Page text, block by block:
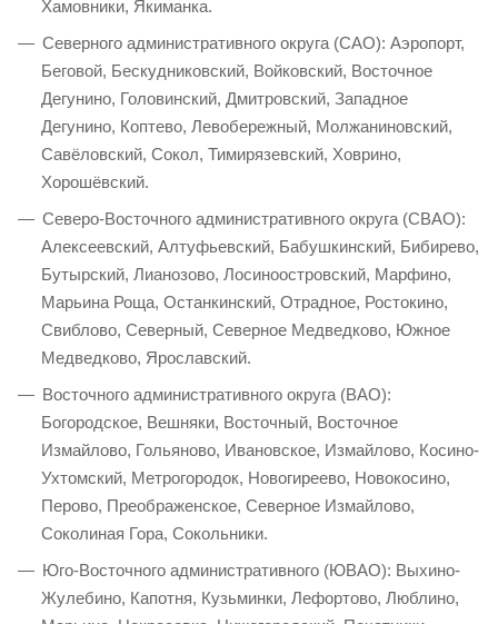
Хамовники, Якиманка.
Северного административного округа (САО): Аэропорт,
Беговой, Бескудниковский, Войковский, Восточное
Дегунино, Головинский, Дмитровский, Западное
Дегунино, Коптево, Левобережный, Молжаниновский,
Савёловский, Сокол, Тимирязевский, Ховрино,
Хорошёвский.
Северо-Восточного административного округа (СВАО):
Алексеевский, Алтуфьевский, Бабушкинский, Бибирево,
Бутырский, Лианозово, Лосиноостровский, Марфино,
Марьина Роща, Останкинский, Отрадное, Ростокино,
Свиблово, Северный, Северное Медведково, Южное
Медведково, Ярославский.
Восточного административного округа (ВАО):
Богородское, Вешняки, Восточный, Восточное
Измайлово, Гольяново, Ивановское, Измайлово, Косино-
Ухтомский, Метрогородок, Новогиреево, Новокосино,
Перово, Преображенское, Северное Измайлово,
Соколиная Гора, Сокольники.
Юго-Восточного административного (ЮВАО): Выхино-
Жулебино, Капотня, Кузьминки, Лефортово, Люблино,